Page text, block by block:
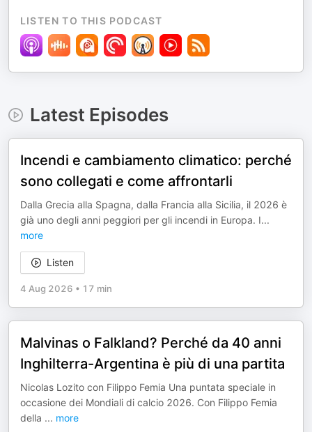
LISTEN TO THIS PODCAST
Latest Episodes
Incendi e cambiamento climatico: perché
sono collegati e come affrontarli
Dalla Grecia alla Spagna, dalla Francia alla Sicilia, il 2026 è
già uno degli anni peggiori per gli incendi in Europa. I...
more
Listen
4 Aug 2026 • 17 min
Malvinas o Falkland? Perché da 40 anni
Inghilterra-Argentina è più di una partita
Nicolas Lozito con Filippo Femia Una puntata speciale in
occasione dei Mondiali di calcio 2026. Con Filippo Femia
della ... more